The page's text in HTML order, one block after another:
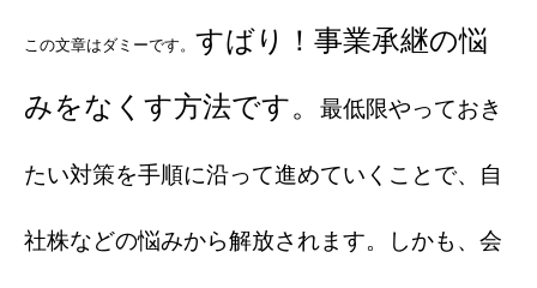
この文章はダミーです。 すばり！事業承継の悩
みをなくす方法です。 最低限やっておき
たい対策を手順に沿って進めていくことで、自
社株などの悩みから解放されます。しかも、会